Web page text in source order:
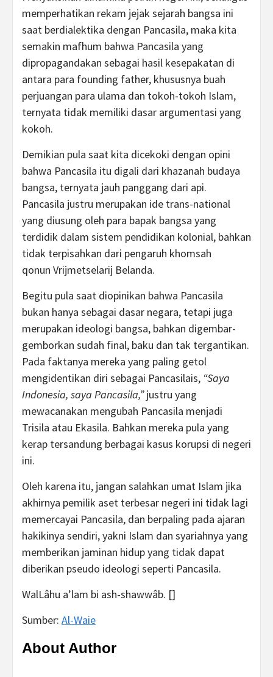
memperhatikan rekam jejak sejarah bangsa ini
saat berdialektika dengan Pancasila, maka kita
semakin mafhum bahwa Pancasila yang
dipropagandakan sebagai hasil kesepakatan di
antara para founding father, khususnya buah
perjuangan para ulama dan tokoh-tokoh Islam,
ternyata tidak memiliki dasar argumentasi yang
kokoh.
Demikian pula saat kita dicekoki dengan opini
bahwa Pancasila itu digali dari khazanah budaya
bangsa, ternyata jauh panggang dari api.
Pancasila justru merupakan ide trans-national
yang diusung oleh para bapak bangsa yang
terdidik dalam sistem pendidikan kolonial, bahkan
tidak terpisahkan dari pengaruh khomsah
qonun Vrijmetselarij Belanda.
Begitu pula saat diopinikan bahwa Pancasila
bukan hanya sebagai dasar negara, tetapi juga
merupakan ideologi bangsa, bahkan digembar-
gemborkan sudah final, baku dan tak tergantikan.
Pada faktanya mereka yang paling getol
mengidentikan diri sebagai Pancasilais, “Saya
Indonesia, saya Pancasila,”justru yang
mewacanakan mengubah Pancasila menjadi
Trisila atau Ekasila. Bahkan mereka pula yang
kerap tersandung berbagai kasus korupsi di negeri
ini.
Oleh karena itu, jangan salahkan umat Islam jika
akhirnya pemilik aset terbesar negeri ini tidak lagi
memercayai Pancasila, dan berpaling pada ajaran
hakikinya sendiri, yakni Islam dan syariahnya yang
memberikan jaminan hidup yang tidak dapat
diberikan pseudo ideologi seperti Pancasila.
WalLâhu a’lam bi ash-shawwâb. []
Sumber: Al-Waie
About Author